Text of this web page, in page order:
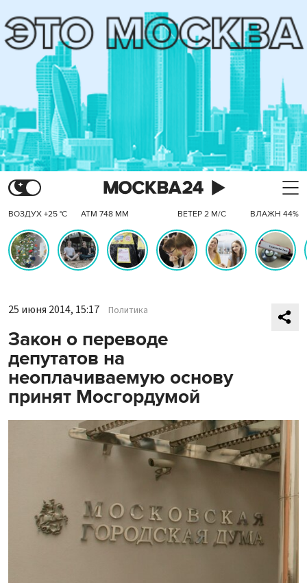
ВОЗДУХ +25 °C АТМ 748 ММ ВЕТЕР 2 М/С ВЛАЖН 44%
25 июня 2014, 15:17 Политика
Закон о переводе
депутатов на
неоплачиваемую основу
принят Мосгордумой